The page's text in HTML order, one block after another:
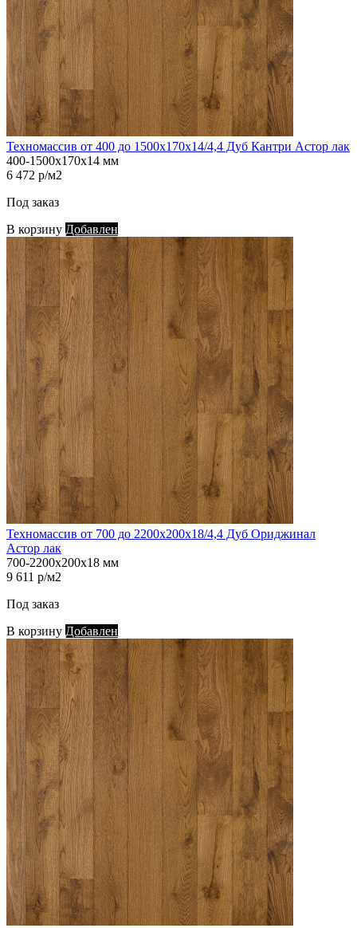
Техномассив от 400 до 1500х170х14/4,4 Дуб Кантри Астор лак
400-1500х170х14 мм
6 472 р/м2
Под заказ
В корзину Добавлен
Техномассив от 700 до 2200х200х18/4,4 Дуб Ориджинал
Астор лак
700-2200х200х18 мм
9 611 р/м2
Под заказ
В корзину Добавлен